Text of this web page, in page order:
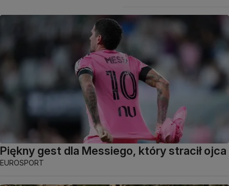
Piękny gest dla Messiego, który stracił ojca
EUROSPORT